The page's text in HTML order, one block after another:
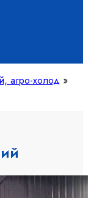
агро-холод »